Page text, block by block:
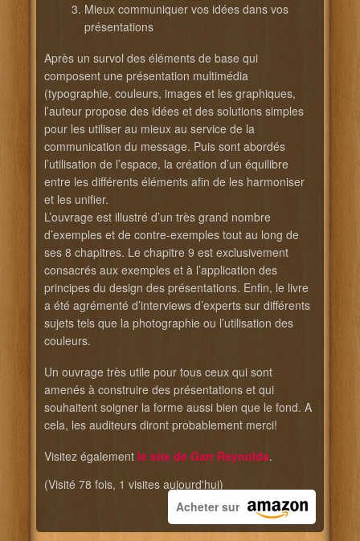
Mieux communiquer vos idées dans vos
présentations
Après un survol des éléments de base qui
composent une présentation multimédia
(typographie, couleurs, images et les graphiques,
l’auteur propose des idées et des solutions simples
pour les utiliser au mieux au service de la
communication du message. Puis sont abordés
l’utilisation de l’espace, la création d’un équilibre
entre les différents éléments afin de les harmoniser
et les unifier.
L’ouvrage est illustré d’un très grand nombre
d’exemples et de contre-exemples tout au long de
ses 8 chapitres. Le chapitre 9 est exclusivement
consacrés aux exemples et à l’application des
principes du design des présentations. Enfin, le livre
a été agrémenté d’interviews d’experts sur différents
sujets tels que la photographie ou l’utilisation des
couleurs.
Un ouvrage très utile pour tous ceux qui sont
amenés à construire des présentations et qui
souhaitent soigner la forme aussi bien que le fond. A
cela, les auditeurs diront probablement merci!
Visitez également le site de Garr Reynolds.
(Visité 78 fois, 1 visites aujourd'hui)
Acheter sur